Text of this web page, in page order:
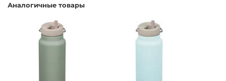
Аналогичные товары